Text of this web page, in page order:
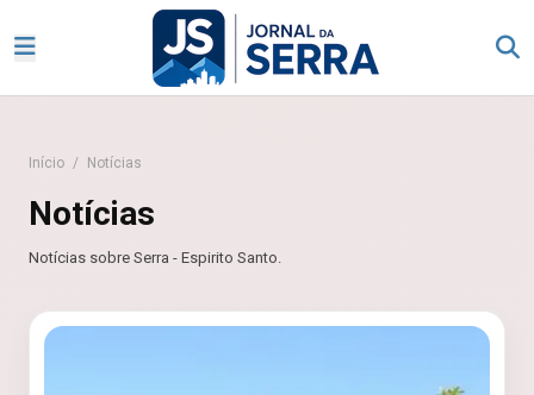
Início / Notícias
Notícias
Notícias sobre Serra - Espirito Santo.